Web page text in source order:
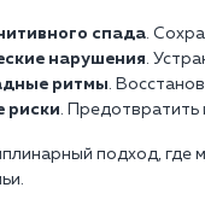
спада.
нарушения.
ритмы.
риски. Предотвратить
подход,